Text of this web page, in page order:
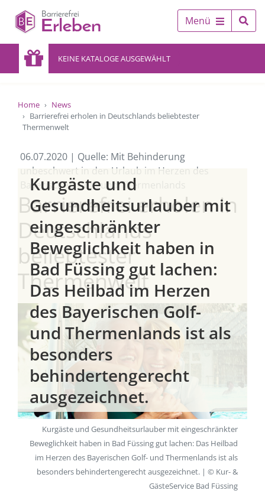
Menü
KEINE KATALOGE AUSGEWÄHLT
Home
News
Barrierefrei erholen in Deutschlands beliebtester
Thermenwelt
06.07.2020 | Quelle: Mit Behinderung
unbeschwert in den Urlaub im Herzen des
Bayerischen Golf- und Thermenlands
Barrierefrei erholen in
Deutschlands
beliebtester
Thermenwelt
Kurgäste und
Gesundheitsurlauber mit
eingeschränkter
Beweglichkeit haben in
Bad Füssing gut lachen:
Das Heilbad im Herzen
des Bayerischen Golf-
und Thermenlands ist als
besonders
behindertengerecht
ausgezeichnet.
Kurgäste und Gesundheitsurlauber mit eingeschränkter
Beweglichkeit haben in Bad Füssing gut lachen: Das Heilbad
im Herzen des Bayerischen Golf- und Thermenlands ist als
besonders behindertengerecht ausgezeichnet. | © Kur- &
GästeService Bad Füssing